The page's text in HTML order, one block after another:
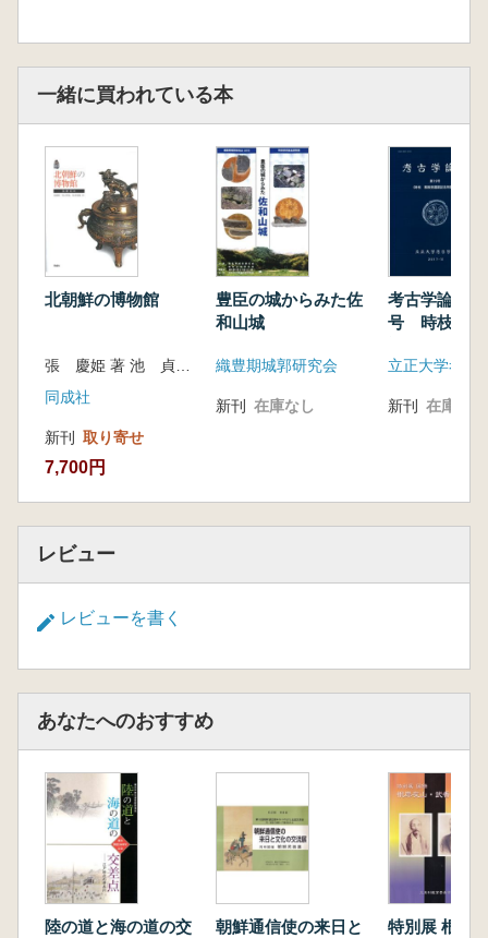
1 四国戦線異状アリ
1 山崎の戦い
2 光秀の城・丹波亀山城を接収する堀尾吉晴
エピローグ
史料釈文
一緒に買われている本
北朝鮮の博物館
張 慶姫 著 池 貞姫 訳
同成社
新刊 取り寄せ
7,700円
豊臣の城からみた佐
和山城
織豊期城郭研究会
新刊 在庫なし
考古学論究
号 時枝務教
立正大学考古
新刊 在庫なし
レビュー
レビューを書く
あなたへのおすすめ
陸の道と海の道の交
朝鮮通信使の来日と
特別展 根岸